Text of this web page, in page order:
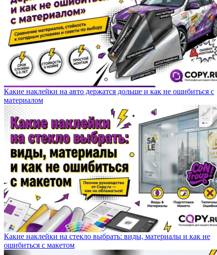
Какие наклейки на авто держатся дольше и как не ошибиться с
материалом
Какие наклейки на стекло выбрать: виды, материалы и как не
ошибиться с макетом